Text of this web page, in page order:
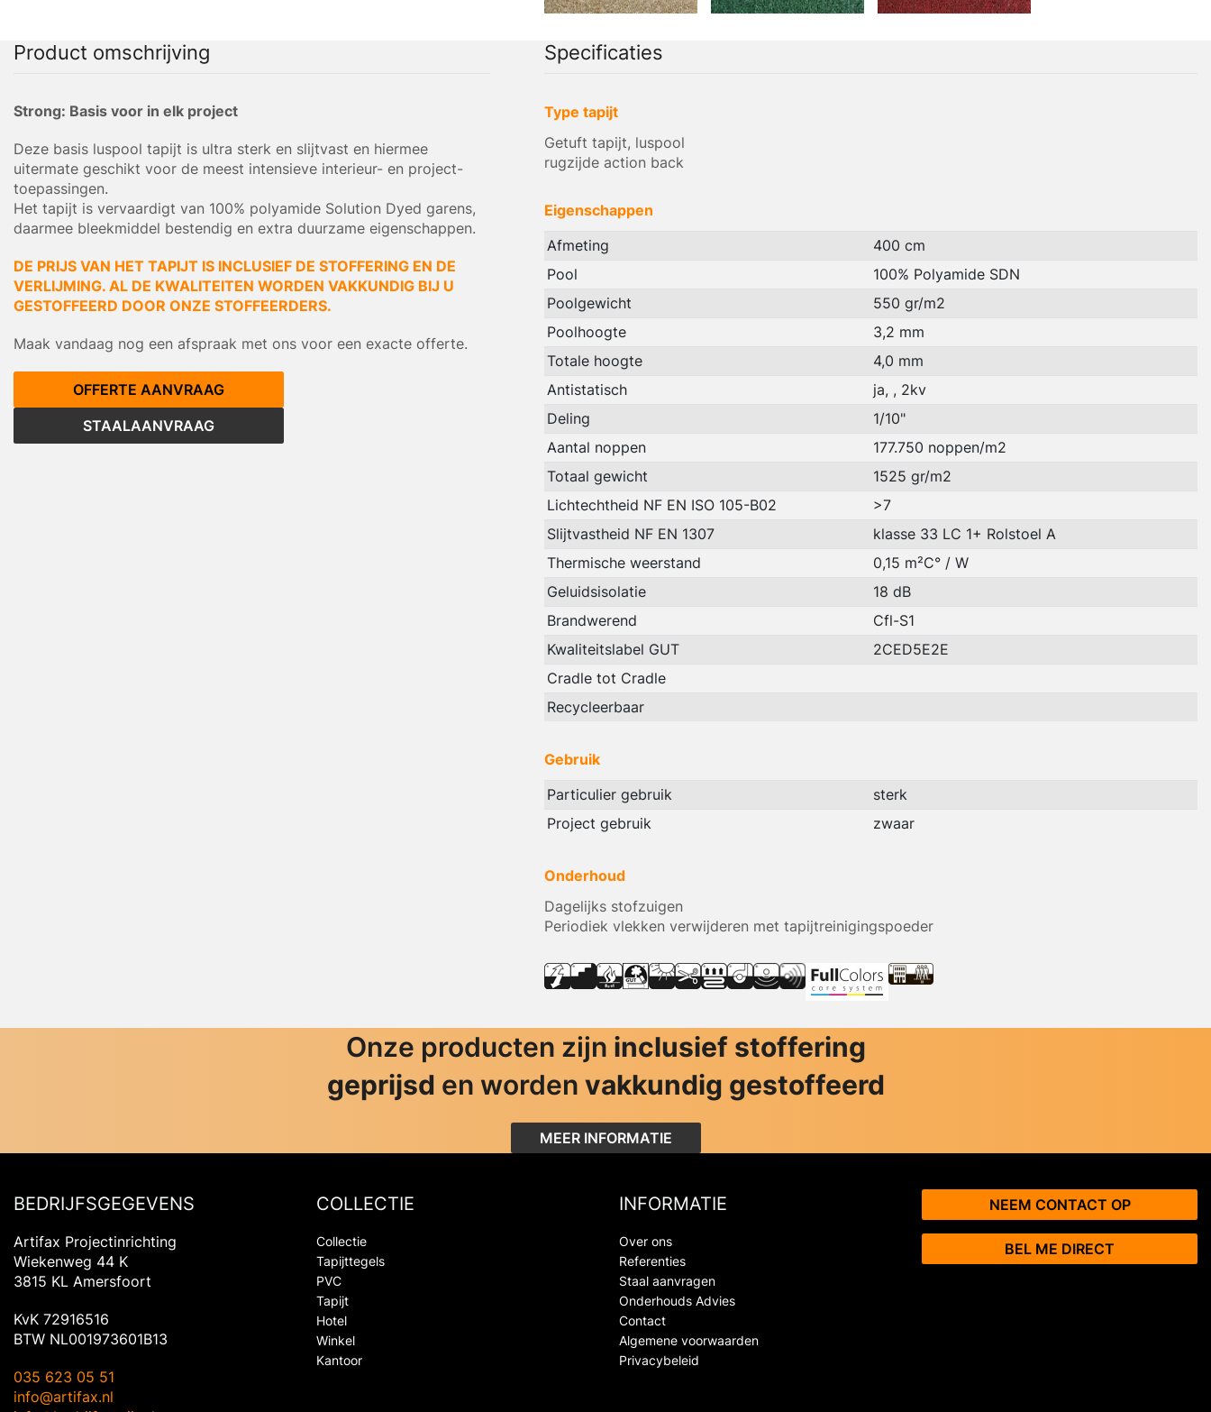
Product omschrijving
Strong: Basis voor in elk project
Deze basis luspool tapijt is ultra sterk en slijtvast en hiermee
uitermate geschikt voor de meest intensieve interieur- en project-
toepassingen.
Het tapijt is vervaardigt van 100% polyamide Solution Dyed garens,
daarmee bleekmiddel bestendig en extra duurzame eigenschappen.
DE PRIJS VAN HET TAPIJT IS INCLUSIEF DE STOFFERING EN DE
VERLIJMING. AL DE KWALITEITEN WORDEN VAKKUNDIG BIJ U
GESTOFFEERD DOOR ONZE STOFFEERDERS.
Maak vandaag nog een afspraak met ons voor een exacte offerte.
OFFERTE AANVRAAG
STAALAANVRAAG
Specificaties
Type tapijt
Getuft tapijt, luspool
rugzijde action back
Eigenschappen
Afmeting
400 cm
Pool
100% Polyamide SDN
Poolgewicht
550 gr/m2
Poolhoogte
3,2 mm
Totale hoogte
4,0 mm
Antistatisch
ja, , 2kv
Deling
1/10"
Aantal noppen
177.750 noppen/m2
Totaal gewicht
1525 gr/m2
Lichtechtheid NF EN ISO 105-B02
>7
Slijtvastheid NF EN 1307
klasse 33 LC 1+ Rolstoel A
Thermische weerstand
0,15 m²C° / W
Geluidsisolatie
18 dB
Brandwerend
Cfl-S1
Kwaliteitslabel GUT
2CED5E2E
Cradle tot Cradle
Recycleerbaar
Gebruik
Particulier gebruik
sterk
Project gebruik
zwaar
Onderhoud
Dagelijks stofzuigen
Periodiek vlekken verwijderen met tapijtreinigingspoeder
Onze producten zijn inclusief stoffering
geprijsd en worden vakkundig gestoffeerd
MEER INFORMATIE
BEDRIJFSGEGEVENS
Artifax Projectinrichting
Wiekenweg 44 K
3815 KL Amersfoort
KvK 72916516
BTW NL001973601B13
035 623 05 51
info@artifax.nl
COLLECTIE
Collectie
Tapijttegels
PVC
Tapijt
Hotel
Winkel
Kantoor
INFORMATIE
Over ons
Referenties
Staal aanvragen
Onderhouds Advies
Contact
Algemene voorwaarden
Privacybeleid
NEEM CONTACT OP
BEL ME DIRECT